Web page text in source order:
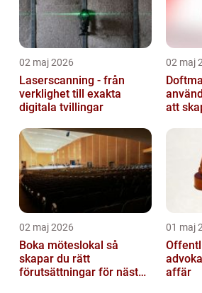
02 maj 2026
Laserscanning - från
verklighet till exakta
digitala tvillingar
02 maj
att
02 maj 2026
Boka möteslokal så
skapar du rätt
förutsättningar för nästa
01 maj
advokat när juridik
affär